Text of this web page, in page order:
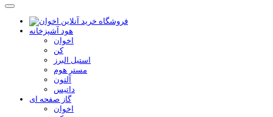
هود آشپزخانه
اخوان
کن
استیل البرز
مستر هوم
آلتون
داتیس
گاز صفحه ای
اخوان